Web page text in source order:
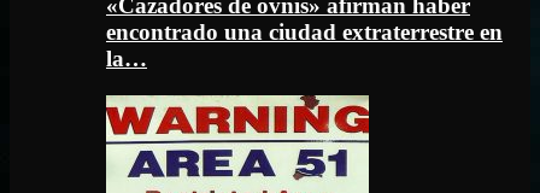
«Cazadores de ovnis» afirman haber
encontrado una ciudad extraterrestre en
la…